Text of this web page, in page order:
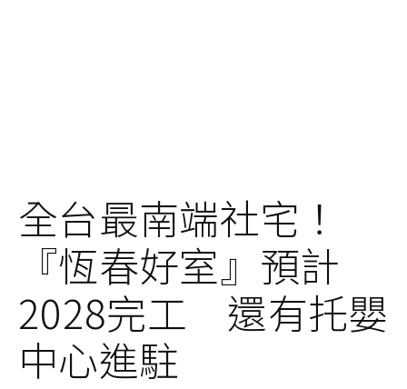
全台最南端社宅！
『恆春好室』預計
2028完工 還有托嬰
中心進駐